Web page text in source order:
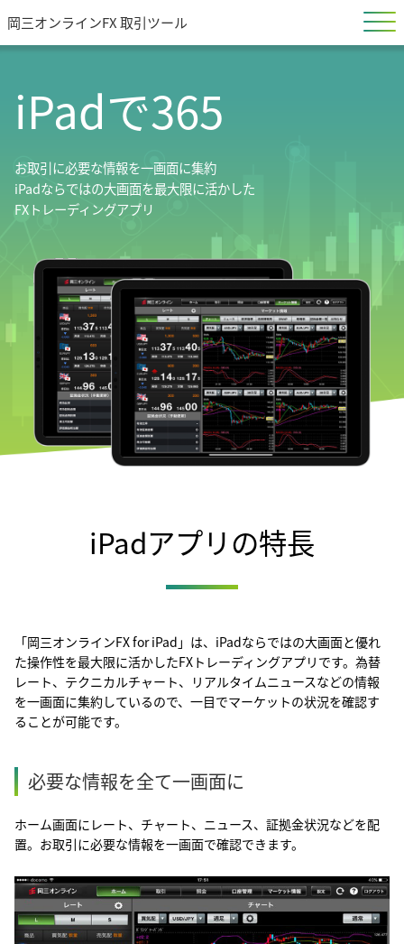
岡三オンラインFX 取引ツール
iPadで365
お取引に必要な情報を一画面に集約
iPadならではの大画面を最大限に活かした
FXトレーディングアプリ
iPadアプリの特長
「岡三オンラインFX for iPad」は、iPadならではの大画面と優れ
た操作性を最大限に活かしたFXトレーディングアプリです。為替
レート、テクニカルチャート、リアルタイムニュースなどの情報
を一画面に集約しているので、一目でマーケットの状況を確認す
ることが可能です。
必要な情報を全て一画面に
ホーム画面にレート、チャート、ニュース、証拠金状況などを配
置。お取引に必要な情報を一画面で確認できます。